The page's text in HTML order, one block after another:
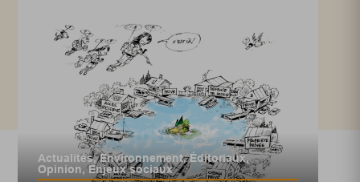
Actualités,Environnement,Éditoriaux,
Opinion,Enjeux sociaux